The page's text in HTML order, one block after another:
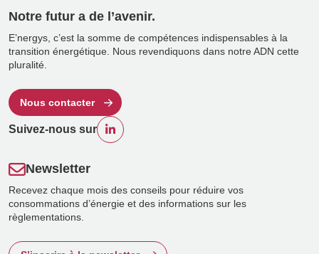
Notre futur a de l’avenir.
E’nergys, c’est la somme de compétences indispensables à la
transition énergétique. Nous revendiquons dans notre ADN cette
pluralité.
Nous contacter
Suivez-nous sur
Newsletter
Recevez chaque mois des conseils pour réduire vos
consommations d’énergie et des informations sur les
règlementations.